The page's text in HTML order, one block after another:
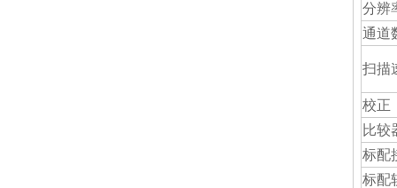
分辨
通道
扫描
校正
比较
标配
标配